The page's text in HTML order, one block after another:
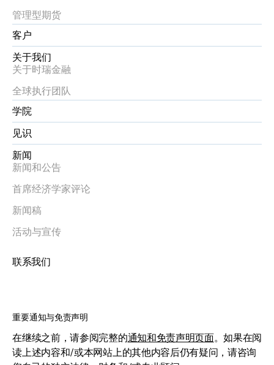
管理型期货
客户
关于我们
关于时瑞金融
全球执行团队
学院
见识
新闻
新闻和公告
首席经济学家评论
新闻稿
活动与宣传
联系我们
重要通知与免责声明
在继续之前，请参阅完整的通知和免责声明页面。如果在阅
读上述内容和/或本网站上的其他内容后仍有疑问，请咨询